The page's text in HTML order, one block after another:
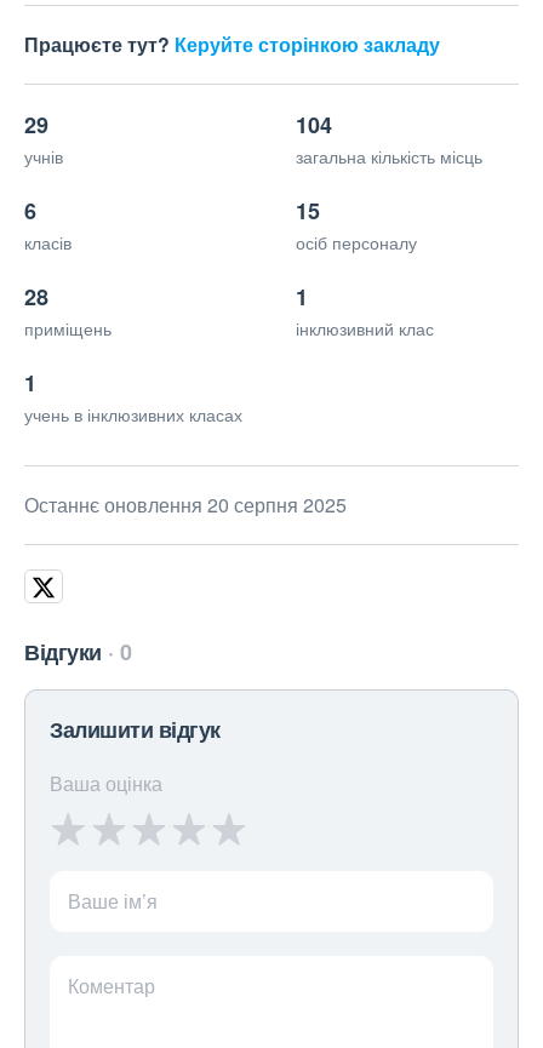
Працюєте тут? Керуйте сторінкою закладу
29
учнів
104
загальна кількість місць
6
класів
15
осіб персоналу
28
приміщень
1
інклюзивний клас
1
учень в інклюзивних класах
Останнє оновлення 20 серпня 2025
Відгуки 0
Залишити відгук
Ваша оцінка
Ваше ім’я
Коментар